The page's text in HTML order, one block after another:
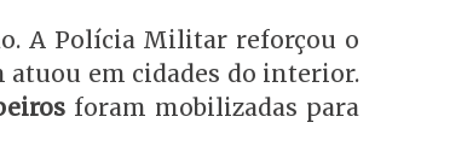
A Polícia Militar reforçou o
em cidades do interior.
foram mobilizadas para